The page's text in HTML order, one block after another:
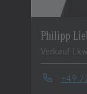
Philipp
Verkauf
+49